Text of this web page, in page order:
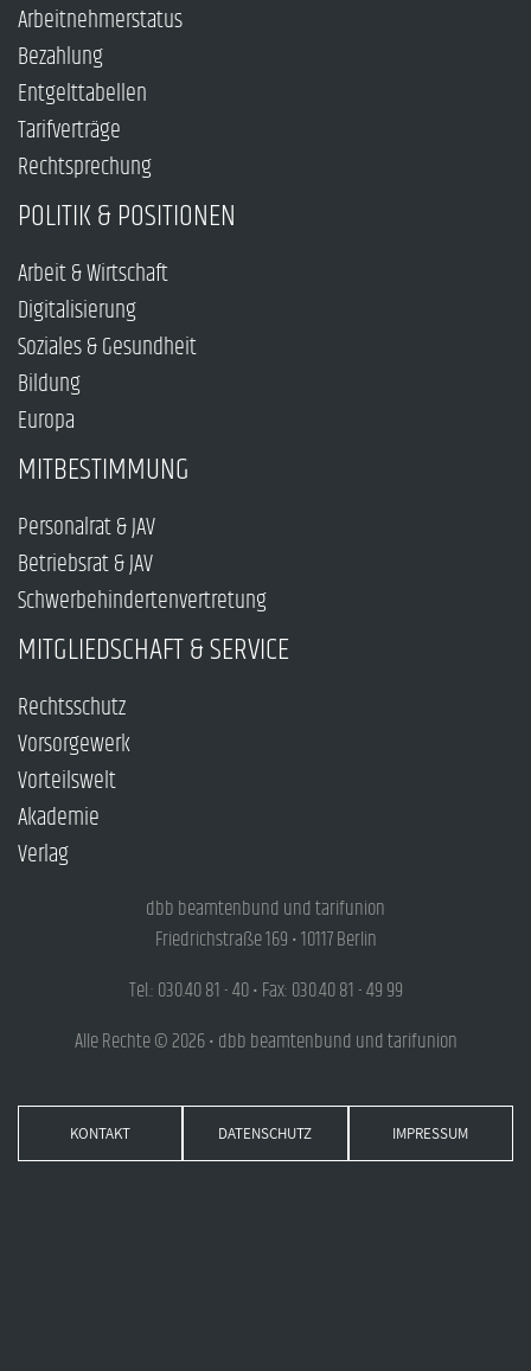
Arbeitnehmerstatus
Bezahlung
Entgelttabellen
Tarifverträge
Rechtsprechung
POLITIK & POSITIONEN
Arbeit & Wirtschaft
Digitalisierung
Soziales & Gesundheit
Bildung
Europa
MITBESTIMMUNG
Personalrat & JAV
Betriebsrat & JAV
Schwerbehindertenvertretung
MITGLIEDSCHAFT & SERVICE
Rechtsschutz
Vorsorgewerk
Vorteilswelt
Akademie
Verlag
dbb beamtenbund und tarifunion
Friedrichstraße 169 • 10117 Berlin
Tel.: 030.40 81 - 40 • Fax: 030.40 81 - 49 99
Alle Rechte © 2026 • dbb beamtenbund und tarifunion
KONTAKT DATENSCHUTZ IMPRESSUM